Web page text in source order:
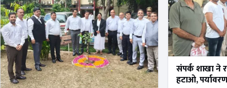
संपर्क शाखा ने
हटाओ,